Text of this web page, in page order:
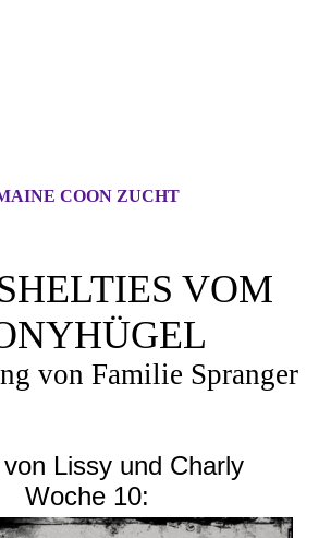
COON ZUCHT
VOM
von Familie Spranger
Lissy und Charly
Woche 10: